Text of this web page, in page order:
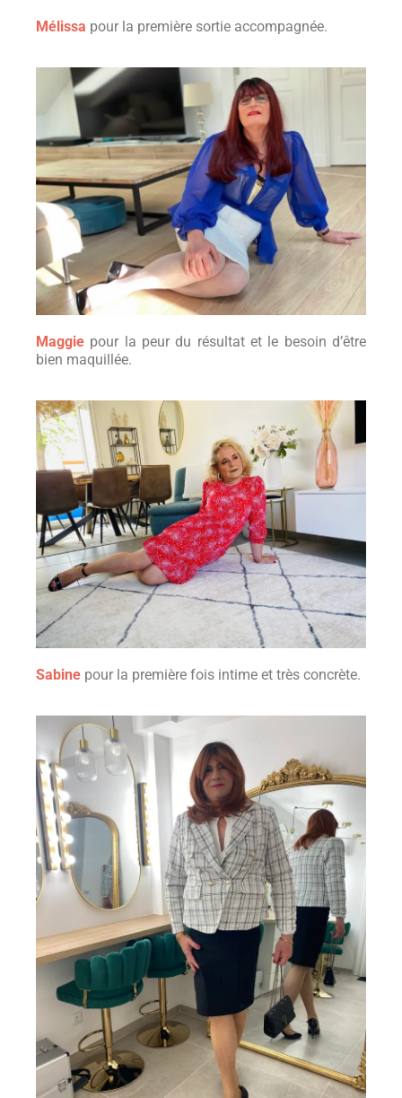
Mélissa pour la première sortie accompagnée.
Maggie pour la peur du résultat et le besoin d’être
bien maquillée.
Sabine pour la première fois intime et très concrète.